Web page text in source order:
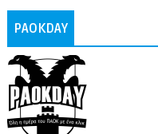
PAOKDAY